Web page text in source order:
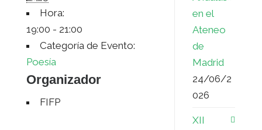
t
Hora:
19:00 - 21:00
Categoría de Evento:
Poesía
Organizador
FIFP
en el
Ateneo
de
Madrid
24/06/2
026
XII